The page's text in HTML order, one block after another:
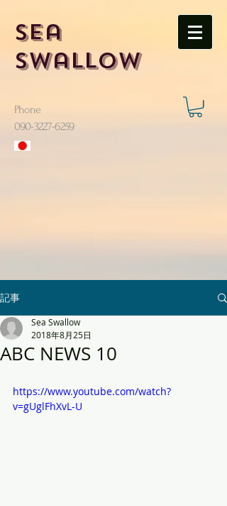
Sea
Swallow
Phone
​090-3227-6259
記事
ABC NEWS 10
Sea Swallow
2018年8月25日
https://www.youtube.com/watch?
v=gUglFhXvL-U